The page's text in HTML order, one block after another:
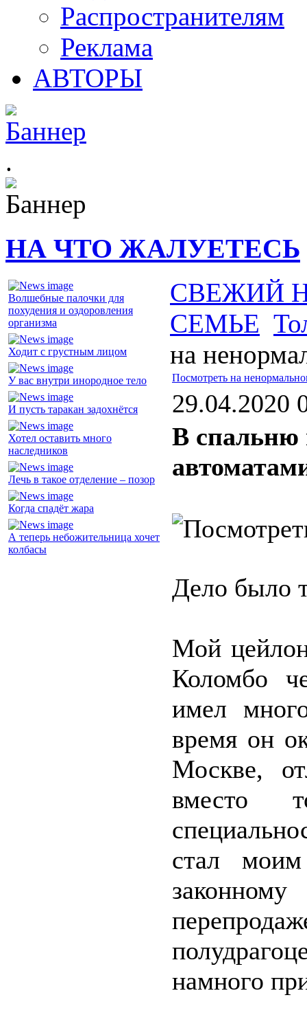
Распространителям
Реклама
АВТОРЫ
.
НА ЧТО ЖАЛУЕТЕСЬ
Волшебные палочки для
похудения и оздоровления
организма
Ходит с грустным лицом
У вас внутри инородное тело
И пусть таракан задохнётся
Хотел оставить много
наследников
Лечь в такое отделение – позор
Когда спадёт жара
А теперь небожительница хочет
колбасы
СВЕЖИЙ
СЕМЬЕ
на
Посмотреть на
29.04.2020
В спальню
Дело было
Мой
Коломбо
имел
время он
Москве,
вместо
стал
намного